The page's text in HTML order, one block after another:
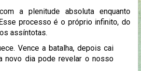
a plenitude absoluta enquanto
processo é o próprio infinito, do
assíntotas.
Vence a batalha, depois cai
novo dia pode revelar o nosso